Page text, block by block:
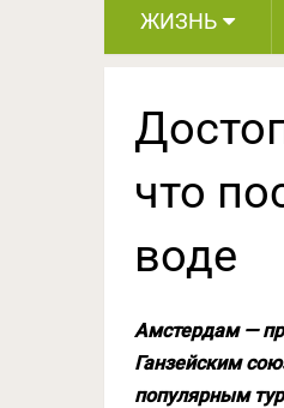
ЖИЗНЬ
что
воде
Амстердам —
Ганзейским
популярным